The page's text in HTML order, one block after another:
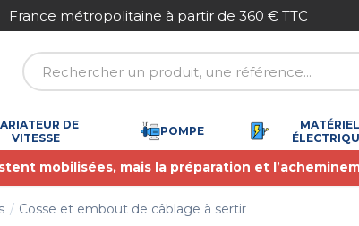
Paiement sécurisé
DE
VITESSE
POMPE
MATÉRIEL
mobilisées, mais la préparation et
Cosse et embout de câblage à sertir